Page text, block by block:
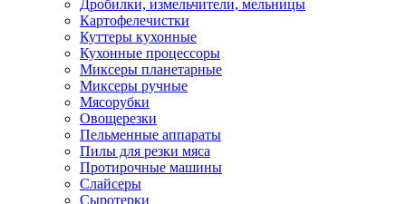
Дробилки, измельчители, мельницы
Картофелечистки
Куттеры кухонные
Кухонные процессоры
Миксеры планетарные
Миксеры ручные
Мясорубки
Овощерезки
Пельменные аппараты
Пилы для резки мяса
Протирочные машины
Слайсеры
Сыротерки